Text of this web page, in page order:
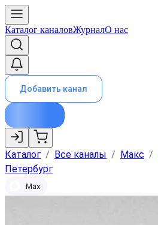
Каталог каналовЖурналО нас
Добавить канал
Каталог / Все каналы / Макс /
Петербург
Max